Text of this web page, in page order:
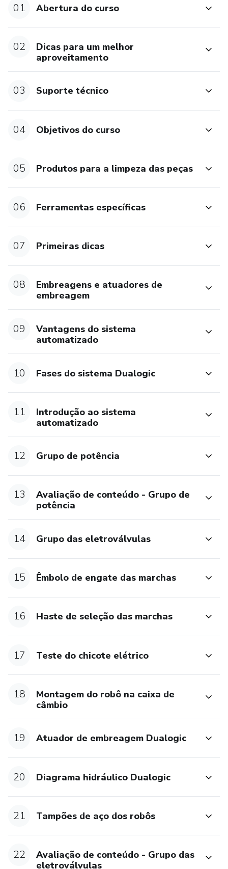
01 Abertura do curso
02
Dicas para um melhor
aproveitamento
03 Suporte técnico
04 Objetivos do curso
05 Produtos para a limpeza das peças
06 Ferramentas específicas
07 Primeiras dicas
08
Embreagens e atuadores de
embreagem
09
Vantagens do sistema
automatizado
10 Fases do sistema Dualogic
11
Introdução ao sistema
automatizado
12 Grupo de potência
13
Avaliação de conteúdo - Grupo de
potência
14 Grupo das eletroválvulas
15 Êmbolo de engate das marchas
16 Haste de seleção das marchas
17 Teste do chicote elétrico
18
Montagem do robô na caixa de
câmbio
19 Atuador de embreagem Dualogic
20 Diagrama hidráulico Dualogic
21 Tampões de aço dos robôs
22
Avaliação de conteúdo - Grupo das
eletroválvulas